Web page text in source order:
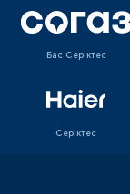
Бас Серіктес
Серіктес